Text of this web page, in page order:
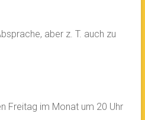
aber z. T. auch zu
Freitag im Monat um 20 Uhr